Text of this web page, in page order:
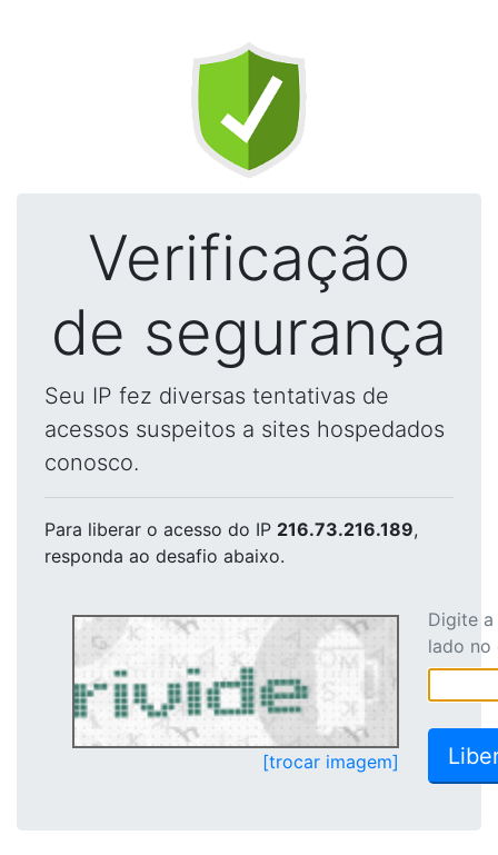
Verificação
de segurança
Seu IP fez diversas tentativas de
acessos suspeitos a sites hospedados
conosco.
Para liberar o acesso do IP 216.73.216.189,
responda ao desafio abaixo.
[trocar imagem]
Digite
lado no